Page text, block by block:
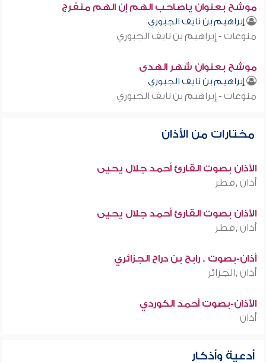
موشح بعنوان ياصاحب الهم إن الهم منفرج
إبراهيم بن نايف الجبوري
منوعات - إبراهيم بن نايف الجبوري
موشح بعنوان شهر الهدى
إبراهيم بن نايف الجبوري
منوعات - إبراهيم بن نايف الجبوري
مختارات من الأذان
الأذان بصوت القارئ أحمد جلال يحيى
أذان ,قطر
الأذان بصوت القارئ أحمد جلال يحيى
أذان ,قطر
أذان-بصوت . رابح بن دراح الجزائري
أذان ,الجزائر
الأذان-بصوت أحمد الكوردي
أذان
أدعية وأذكار